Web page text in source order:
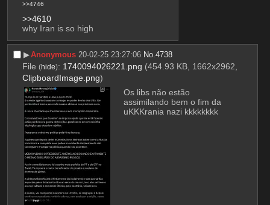
>>4746
>>4610
why Iran is so high
▶︎Anonymous 20-02-25 23:27:06 No.4738
File (hide): 1740094026221.png (454.93 KB, 1662x2962,
ClipboardImage.png)
Os libs não estão
assimilando bem o fim da
uKKKrania nazi kkkkkkkk